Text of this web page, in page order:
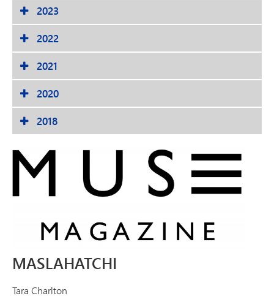
2023
2022
2021
2020
2018
MASLAHATCHI
Tara Charlton